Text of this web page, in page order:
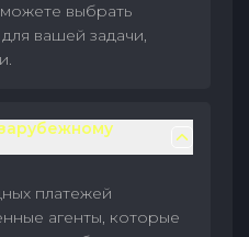
выбрать
вашей задачи,
платежей
агенты, которые